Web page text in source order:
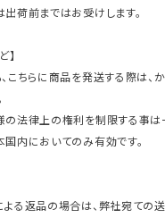
荷前まではお受けします。
】
こちらに商品を発送する際は、
法律上の権利を制限する事は
内においてのみ有効です。
る返品の場合は、弊社宛ての